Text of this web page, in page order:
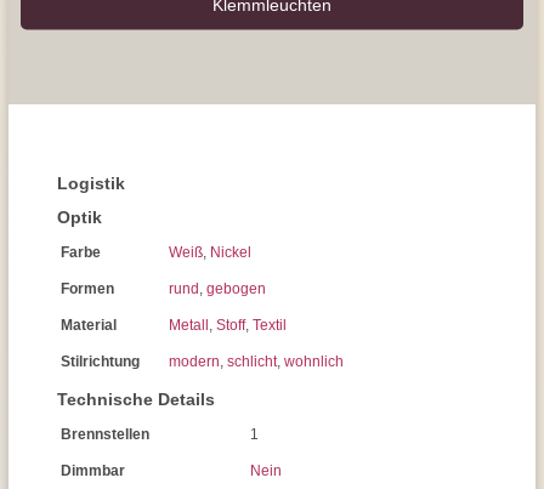
Logistik
Optik
Farbe Weiß, Nickel
Formen rund , gebogen
Material Metall , Stoff, Textil
Stilrichtung modern, schlicht, wohnlich
Technische Details
Brennstellen 1
Dimmbar Nein